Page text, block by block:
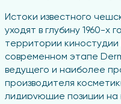
Истоки известного
уходят в глубину 1960-х
территории
современном этапе
ведущего и наиболее
производителя
лидирующие позиции на